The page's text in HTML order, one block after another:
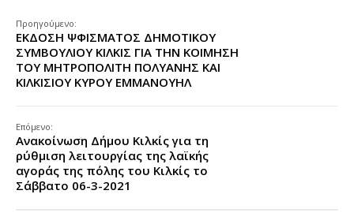
Προηγούμενο:
ΕΚΔΟΣΗ ΨΦΙΣΜΑΤΟΣ ΔΗΜΟΤΙΚΟΥ
ΣΥΜΒΟΥΛΙΟΥ ΚΙΛΚΙΣ ΓΙΑ ΤΗΝ ΚΟΙΜΗΣΗ
ΤΟΥ ΜΗΤΡΟΠΟΛΙΤΗ ΠΟΛΥΑΝΗΣ ΚΑΙ
ΚΙΛΚΙΣΙΟΥ ΚΥΡΟΥ ΕΜΜΑΝΟΥΗΛ
Επόμενο:
Ανακοίνωση Δήμου Κιλκίς για τη
ρύθμιση λειτουργίας της λαϊκής
αγοράς της πόλης του Κιλκίς τo
Σάββατο 06-3-2021